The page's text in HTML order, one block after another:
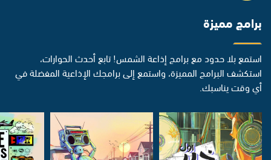
برامج مميزة
استمع بلا حدود مع برامج إذاعة الشمس! تابع أحدث الحوارات،
استكشف البرامج المميزة، واستمع إلى برامجك الإذاعية المفضلة في
أي وقت يناسبك.